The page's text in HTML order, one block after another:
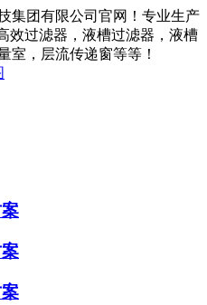
集团有限公司官网！专业生产
效过滤器，液槽过滤器，液槽
室，层流传递窗等等！